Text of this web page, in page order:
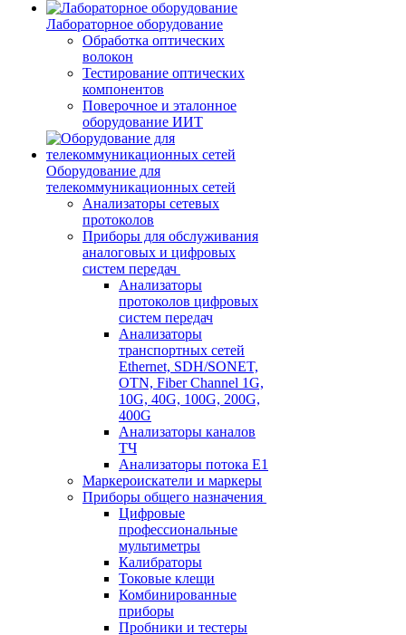
Лабораторное оборудование
Обработка оптических
волокон
Тестирование оптических
компонентов
Поверочное и эталонное
оборудование ИИТ
Оборудование для
телекоммуникационных сетей
Анализаторы сетевых
протоколов
Приборы для обслуживания
аналоговых и цифровых
систем передач
Анализаторы
протоколов цифровых
систем передач
Анализаторы
транспортных сетей
Ethernet, SDH/SONET,
OTN, Fiber Channel 1G,
10G, 40G, 100G, 200G,
400G
Анализаторы каналов
ТЧ
Анализаторы потока Е1
Маркероискатели и маркеры
Приборы общего назначения
Цифровые
профессиональные
мультиметры
Калибраторы
Токовые клещи
Комбинированные
приборы
Пробники и тестеры